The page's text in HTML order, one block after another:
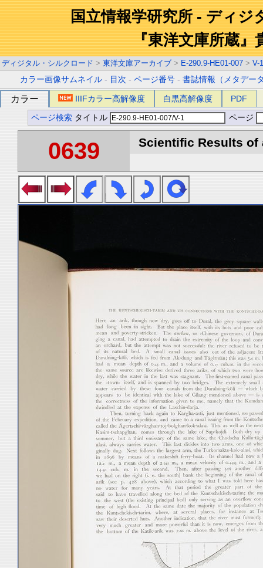
国立情報学研究所 - ディジ
『東洋文庫所蔵』
ディジタル・シルクロード > 東洋文庫アーカイブ > E-290.9-HE01-007 > V-1
カラー画像サムネイル - 目次 -ページ番号 -書誌情報（メタデー
カラー IIIFカラー高解像度 白黒高解像度 PDF
ページ検索 タイトル ページ
0639 Scientific Results of